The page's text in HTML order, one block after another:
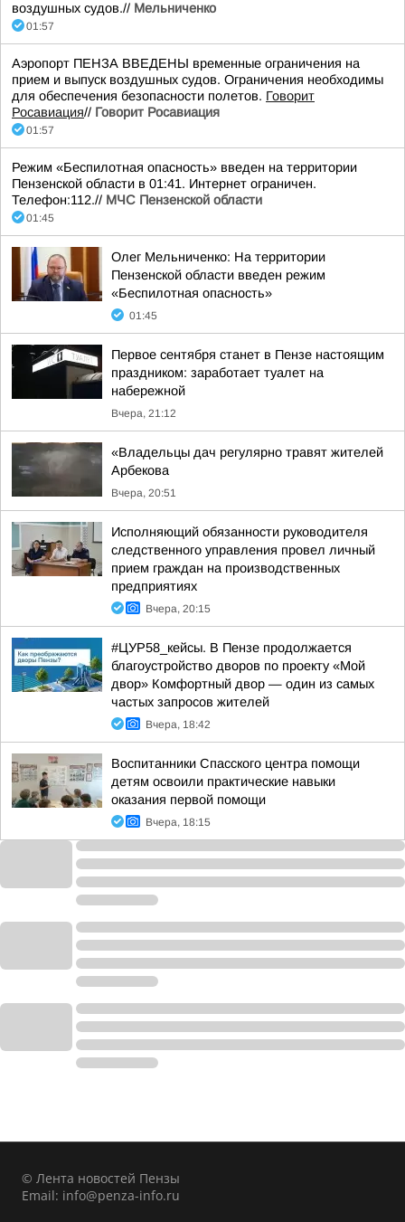
воздушных судов.// Мельниченко
01:57
Аэропорт ПЕНЗА ВВЕДЕНЫ временные ограничения на
прием и выпуск воздушных судов. Ограничения необходимы
для обеспечения безопасности полетов. Говорит
Росавиация// Говорит Росавиация
01:57
Режим «Беспилотная опасность» введен на территории
Пензенской области в 01:41. Интернет ограничен.
Телефон:112.// МЧС Пензенской области
01:45
Олег Мельниченко: На территории
Пензенской области введен режим
«Беспилотная опасность»
01:45
Первое сентября станет в Пензе настоящим
праздником: заработает туалет на
набережной
Вчера, 21:12
«Владельцы дач регулярно травят жителей
Арбекова
Вчера, 20:51
Исполняющий обязанности руководителя
следственного управления провел личный
прием граждан на производственных
предприятиях
Вчера, 20:15
#ЦУР58_кейсы. В Пензе продолжается
благоустройство дворов по проекту «Мой
двор» Комфортный двор — один из самых
частых запросов жителей
Вчера, 18:42
Воспитанники Спасского центра помощи
детям освоили практические навыки
оказания первой помощи
Вчера, 18:15
© Лента новостей Пензы
Email: info@penza-info.ru